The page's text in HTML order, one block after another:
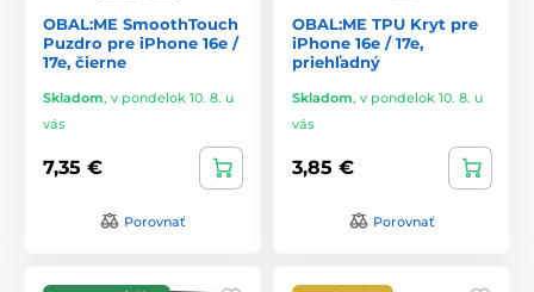
OBAL:ME SmoothTouch
Puzdro pre iPhone 16e /
17e, čierne
Skladom, v pondelok 10. 8. u
vás
7,35 €
Porovnať
OBAL:ME TPU Kryt pre
iPhone 16e / 17e,
priehľadný
Skladom, v pondelok 10. 8. u
vás
3,85 €
Porovnať